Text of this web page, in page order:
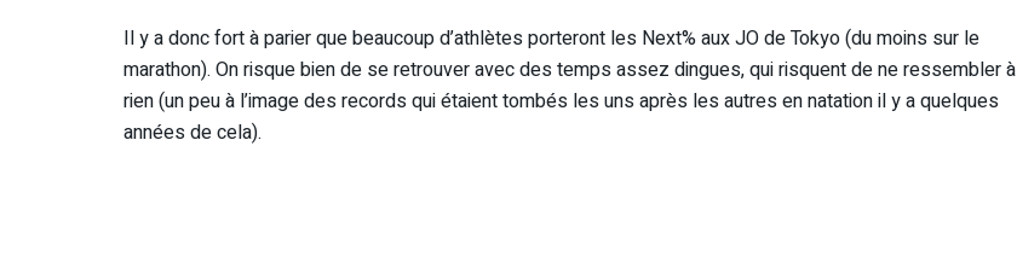
Il y a donc fort à parier que beaucoup d’athlètes porteront les Next% aux JO de Tokyo (du moins sur le
marathon). On risque bien de se retrouver avec des temps assez dingues, qui risquent de ne ressembler à
rien (un peu à l’image des records qui étaient tombés les uns après les autres en natation il y a quelques
années de cela).